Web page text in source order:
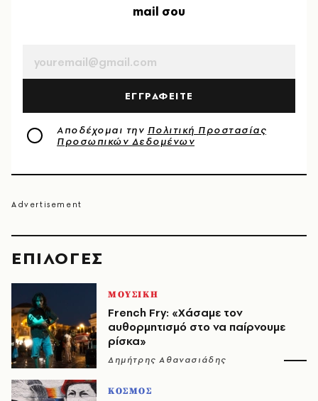
EΠΙΛΟΓΈΣ
ΜΟΥΣΙΚΗ
French Fry: «Χάσαμε τον
αυθορμητισμό στο να παίρνουμε
ρίσκα»
Δημήτρης Αθανασιάδης
ΚΟΣΜΟΣ
mail σου
ΕΓΓΡΑΦΕΙΤΕ
Αποδέχομαι την Πολιτική Προστασίας
Προσωπικών Δεδομένων